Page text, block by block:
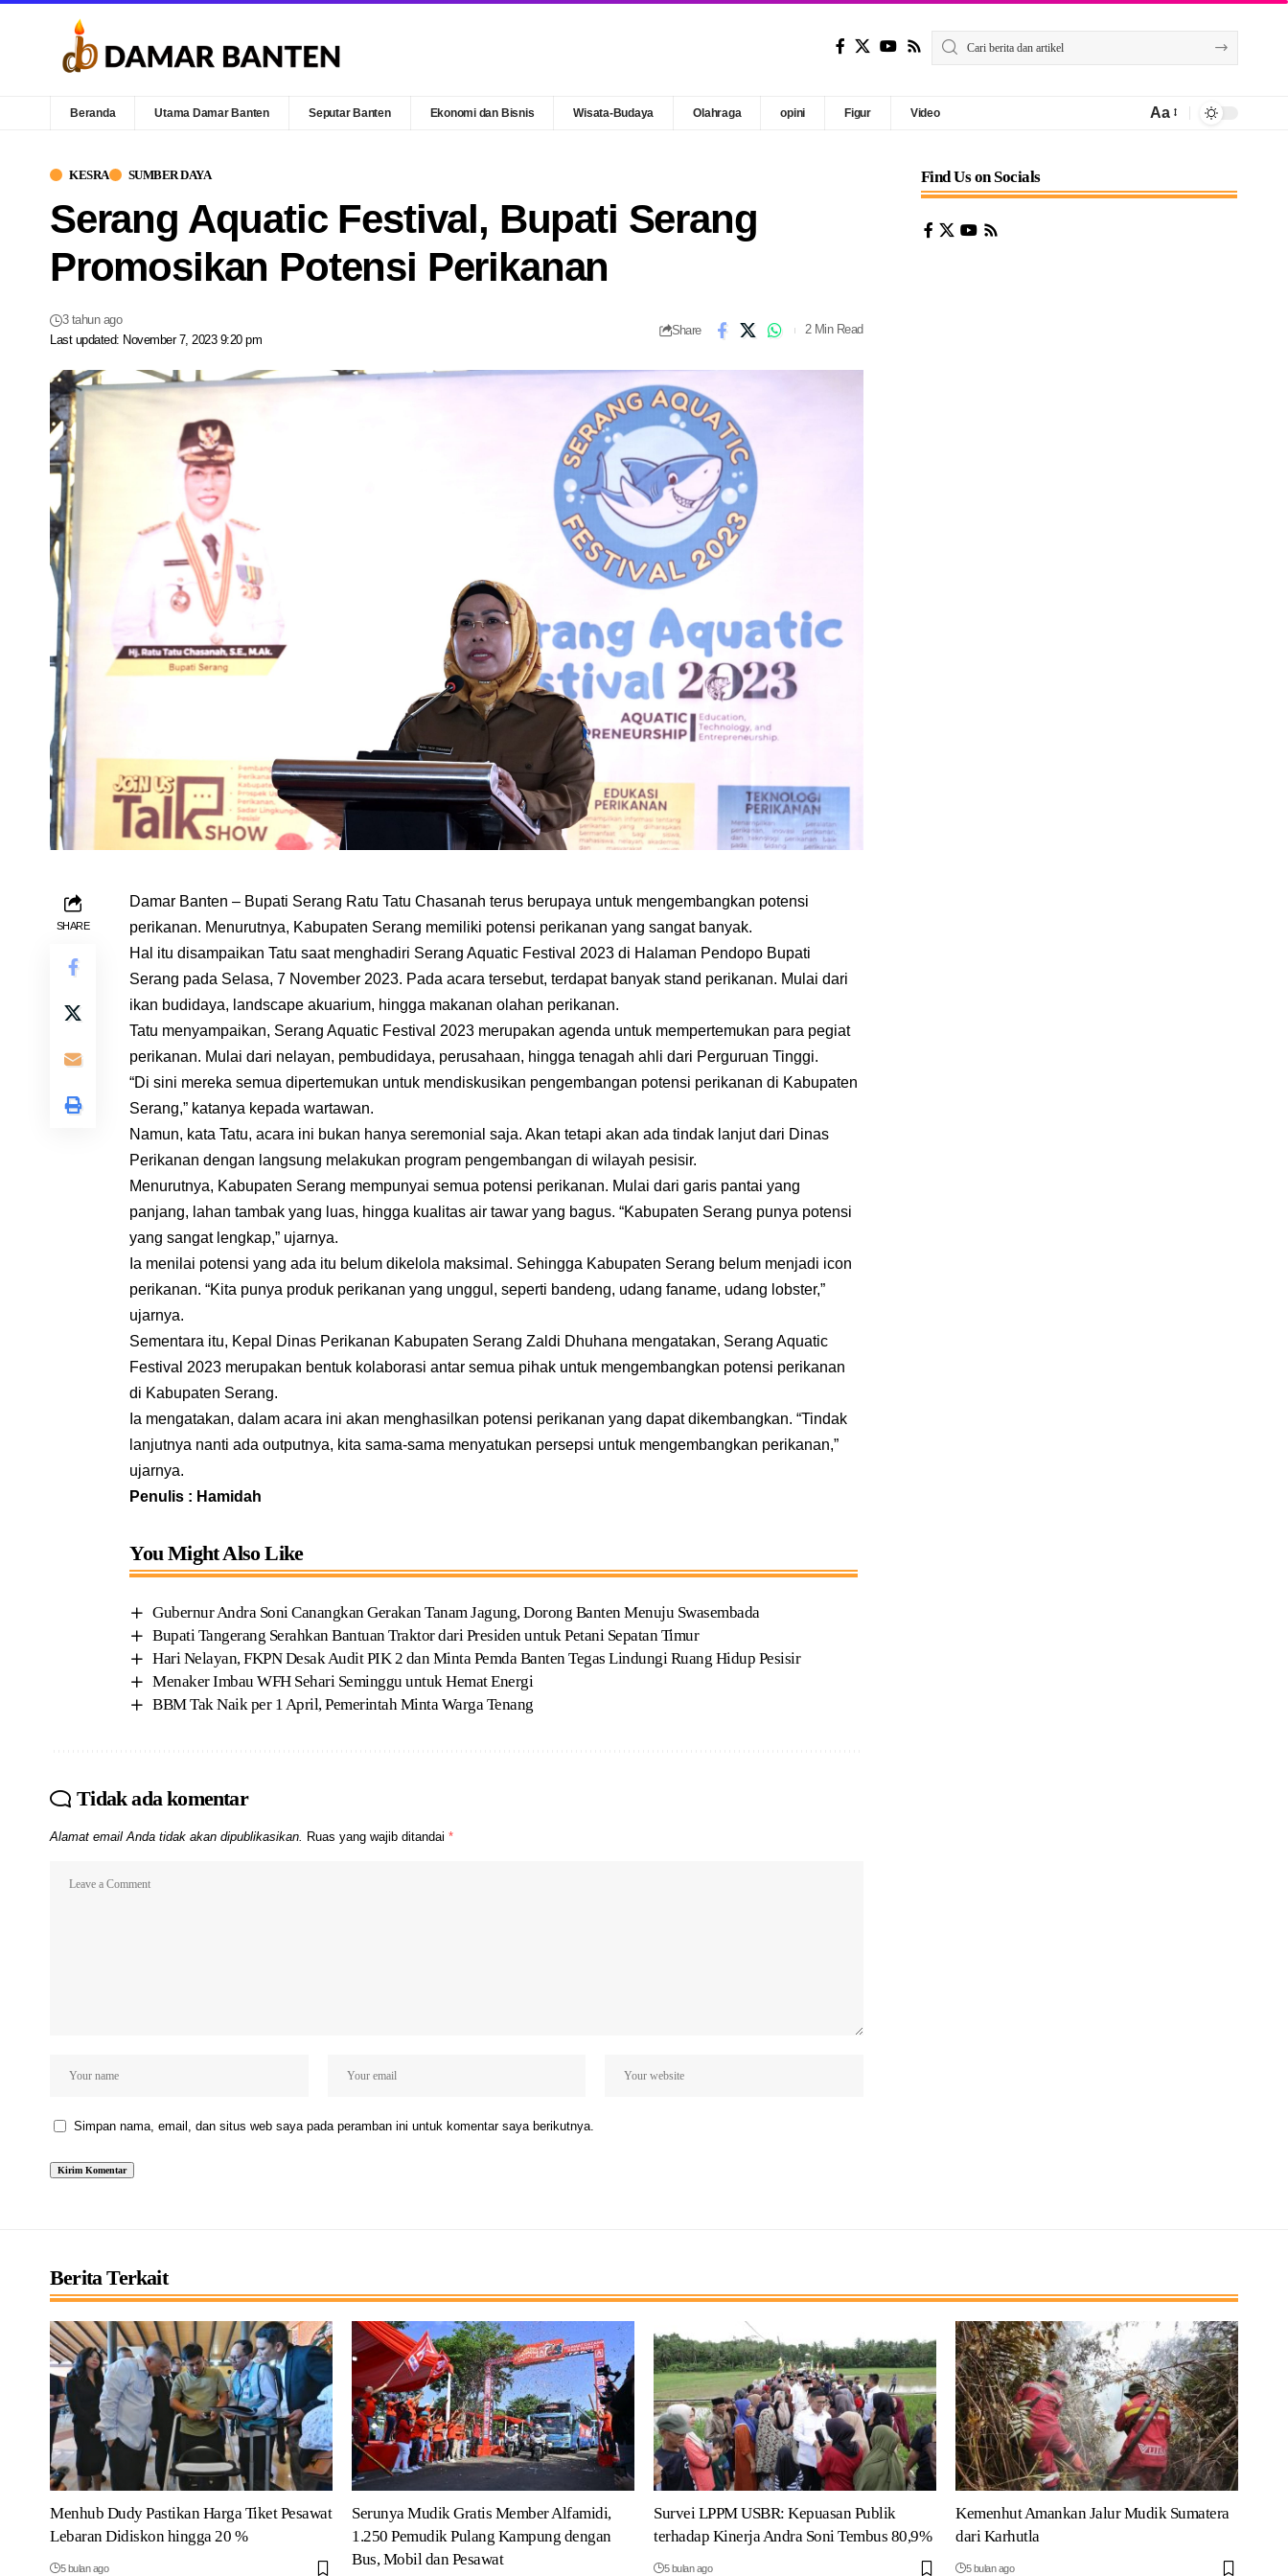
Beranda Utama Damar Banten Seputar Banten Ekonomi dan Bisnis Wisata-Budaya Olahraga opini Figur Video Aa
KESRA SUMBER DAYA
Serang Aquatic Festival, Bupati Serang
Promosikan Potensi Perikanan
Last updated: November 7, 2023 9:20 pm
3 tahun ago
Share 2 Min Read
SHARE
Damar Banten – Bupati Serang Ratu Tatu Chasanah terus berupaya untuk mengembangkan potensi
perikanan. Menurutnya, Kabupaten Serang memiliki potensi perikanan yang sangat banyak.
Hal itu disampaikan Tatu saat menghadiri Serang Aquatic Festival 2023 di Halaman Pendopo Bupati
Serang pada Selasa, 7 November 2023. Pada acara tersebut, terdapat banyak stand perikanan. Mulai dari
ikan budidaya, landscape akuarium, hingga makanan olahan perikanan.
Tatu menyampaikan, Serang Aquatic Festival 2023 merupakan agenda untuk mempertemukan para pegiat
perikanan. Mulai dari nelayan, pembudidaya, perusahaan, hingga tenagah ahli dari Perguruan Tinggi.
“Di sini mereka semua dipertemukan untuk mendiskusikan pengembangan potensi perikanan di Kabupaten
Serang,” katanya kepada wartawan.
Namun, kata Tatu, acara ini bukan hanya seremonial saja. Akan tetapi akan ada tindak lanjut dari Dinas
Perikanan dengan langsung melakukan program pengembangan di wilayah pesisir.
Menurutnya, Kabupaten Serang mempunyai semua potensi perikanan. Mulai dari garis pantai yang
panjang, lahan tambak yang luas, hingga kualitas air tawar yang bagus. “Kabupaten Serang punya potensi
yang sangat lengkap,” ujarnya.
Ia menilai potensi yang ada itu belum dikelola maksimal. Sehingga Kabupaten Serang belum menjadi icon
perikanan. “Kita punya produk perikanan yang unggul, seperti bandeng, udang faname, udang lobster,”
ujarnya.
Sementara itu, Kepal Dinas Perikanan Kabupaten Serang Zaldi Dhuhana mengatakan, Serang Aquatic
Festival 2023 merupakan bentuk kolaborasi antar semua pihak untuk mengembangkan potensi perikanan
di Kabupaten Serang.
Ia mengatakan, dalam acara ini akan menghasilkan potensi perikanan yang dapat dikembangkan. “Tindak
lanjutnya nanti ada outputnya, kita sama-sama menyatukan persepsi untuk mengembangkan perikanan,”
ujarnya.
Penulis : Hamidah
You Might Also Like
Gubernur Andra Soni Canangkan Gerakan Tanam Jagung, Dorong Banten Menuju Swasembada
Bupati Tangerang Serahkan Bantuan Traktor dari Presiden untuk Petani Sepatan Timur
Hari Nelayan, FKPN Desak Audit PIK 2 dan Minta Pemda Banten Tegas Lindungi Ruang Hidup Pesisir
Menaker Imbau WFH Sehari Seminggu untuk Hemat Energi
BBM Tak Naik per 1 April, Pemerintah Minta Warga Tenang
Tidak ada komentar
Alamat email Anda tidak akan dipublikasikan. Ruas yang wajib ditandai *
Simpan nama, email, dan situs web saya pada peramban ini untuk komentar saya berikutnya.
Find Us on Socials
Berita Terkait
Menhub Dudy Pastikan Harga Tiket Pesawat
Lebaran Didiskon hingga 20 %
5 bulan ago
Serunya Mudik Gratis Member Alfamidi,
1.250 Pemudik Pulang Kampung dengan
Bus, Mobil dan Pesawat
Survei LPPM USBR: Kepuasan Publik
terhadap Kinerja Andra Soni Tembus 80,9%
5 bulan ago
Kemenhut Amankan Jalur Mudik Sumatera
dari Karhutla
5 bulan ago